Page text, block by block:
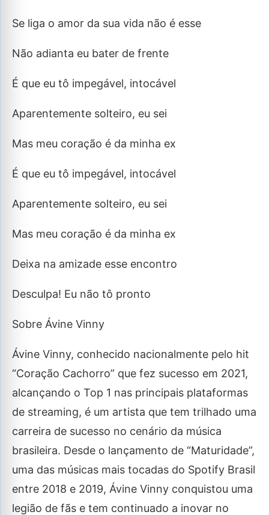
Se liga o amor da sua vida não é esse
Não adianta eu bater de frente
É que eu tô impegável, intocável
Aparentemente solteiro, eu sei
Mas meu coração é da minha ex
É que eu tô impegável, intocável
Aparentemente solteiro, eu sei
Mas meu coração é da minha ex
Deixa na amizade esse encontro
Desculpa! Eu não tô pronto
Sobre Ávine Vinny
Ávine Vinny, conhecido nacionalmente pelo hit
“Coração Cachorro” que fez sucesso em 2021,
alcançando o Top 1 nas principais plataformas
de streaming, é um artista que tem trilhado uma
carreira de sucesso no cenário da música
brasileira. Desde o lançamento de “Maturidade”,
uma das músicas mais tocadas do Spotify Brasil
entre 2018 e 2019, Ávine Vinny conquistou uma
legião de fãs e tem continuado a inovar no